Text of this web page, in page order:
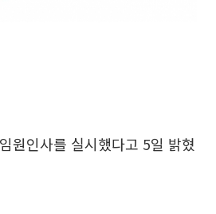
원인사를 실시했다고 5일 밝혔